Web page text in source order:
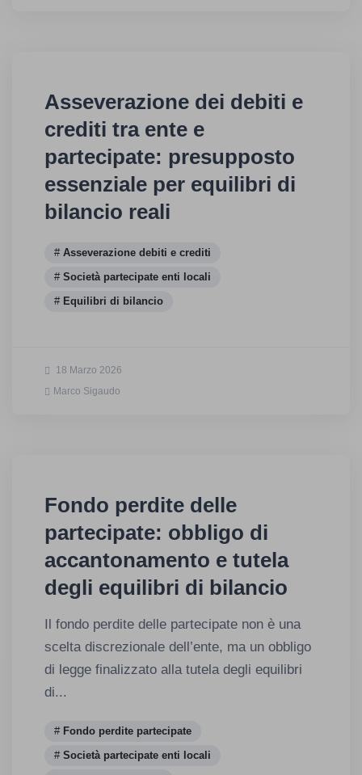
Asseverazione dei debiti e
crediti tra ente e
partecipate: presupposto
essenziale per equilibri di
bilancio reali
Asseverazione debiti e crediti
Società partecipate enti locali
Equilibri di bilancio
18 Marzo 2026
Marco Sigaudo
Fondo perdite delle
partecipate: obbligo di
accantonamento e tutela
degli equilibri di bilancio
Il fondo perdite delle partecipate non è una
scelta discrezionale dell’ente, ma un obbligo
di legge finalizzato alla tutela degli equilibri
di...
Fondo perdite partecipate
Società partecipate enti locali